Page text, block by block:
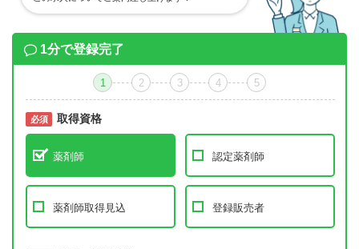
1分で登録完了
1 2 3 4 5
必須 取得資格
薬剤師 認定薬剤師
薬剤師取得見込 登録販売者